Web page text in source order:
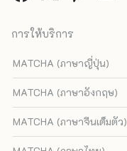
การให้บริการ
MATCHA (ภาษาญี่ปุ่น)
MATCHA (ภาษาอังกฤษ)
MATCHA (ภาษาจีนเต็มตัว)